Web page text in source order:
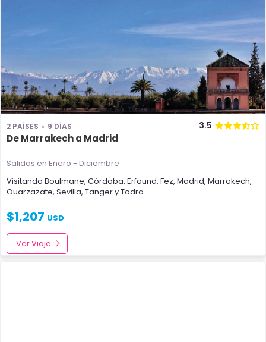
2 PAÍSES 9 DÍAS 3.5
De Marrakech a Madrid
Salidas en Enero - Diciembre
Visitando Boulmane, Córdoba, Erfound, Fez, Madrid, Marrakech,
Ouarzazate, Sevilla, TangeryTodra
$1,207 USD
Ver Viaje